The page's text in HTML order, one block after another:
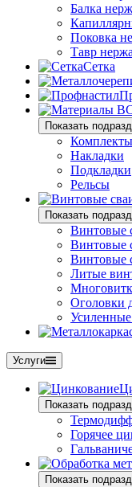
Балка
Поковка
Тавр
Сетка
Показать
Накладки
Подкладки
Рельсы
Показать
Винтовые
Винтовые
Винтовые
Литые
Оголовки
Услуги
Показать
Горячее
Показать